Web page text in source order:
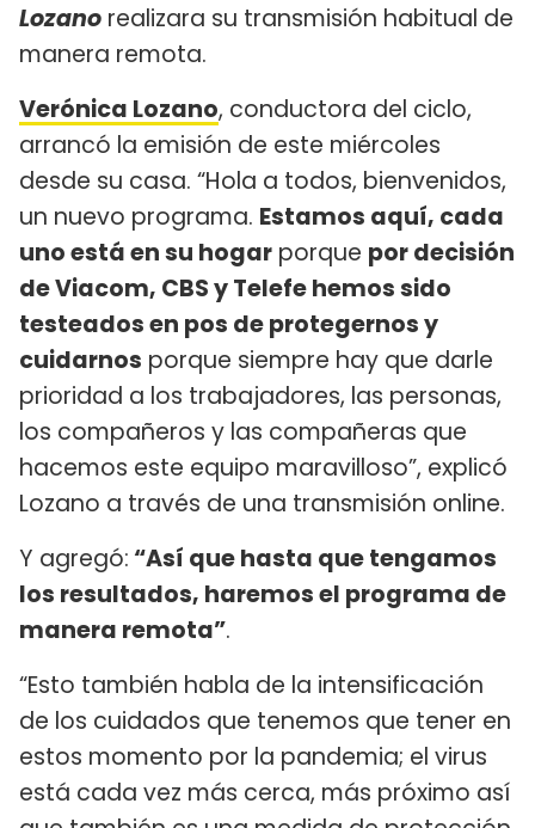
Lozano realizara su transmisión habitual de
manera remota.
Verónica Lozano, conductora del ciclo,
arrancó la emisión de este miércoles
desde su casa. “Hola a todos, bienvenidos,
un nuevo programa. Estamos aquí, cada
uno está en su hogar porque por decisión
de Viacom, CBS y Telefe hemos sido
testeados en pos de protegernos y
cuidarnos porque siempre hay que darle
prioridad a los trabajadores, las personas,
los compañeros y las compañeras que
hacemos este equipo maravilloso”, explicó
Lozano a través de una transmisión online.
Y agregó: “Así que hasta que tengamos
los resultados, haremos el programa de
manera remota”.
“Esto también habla de la intensificación
de los cuidados que tenemos que tener en
estos momento por la pandemia; el virus
está cada vez más cerca, más próximo así